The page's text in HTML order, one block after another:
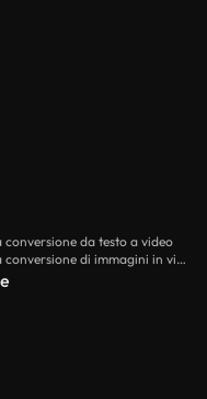
da testo a video
Flussi di lavoro di intelligenza artificiale per la conversione di immagini in video